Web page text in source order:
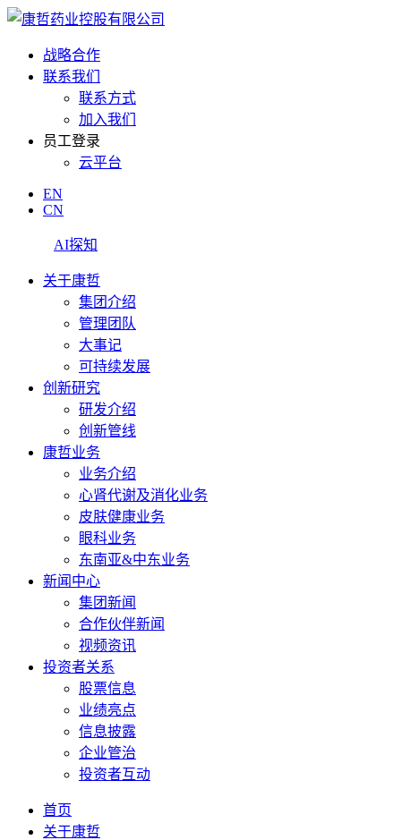
战略合作
联系我们
联系方式
加入我们
员工登录
云平台
EN
CN
AI探知
关于康哲
集团介绍
管理团队
大事记
可持续发展
创新研究
研发介绍
创新管线
康哲业务
业务介绍
心肾代谢及消化业务
皮肤健康业务
眼科业务
东南亚&中东业务
新闻中心
集团新闻
合作伙伴新闻
视频资讯
投资者关系
股票信息
业绩亮点
信息披露
企业管治
投资者互动
首页
关于康哲